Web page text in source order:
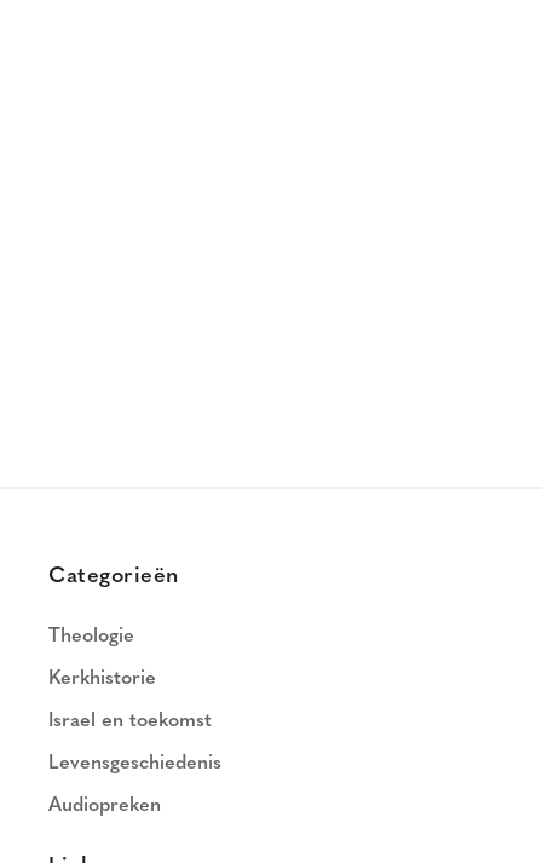
Categorieën
Theologie
Kerkhistorie
Israel en toekomst
Levensgeschiedenis
Audiopreken